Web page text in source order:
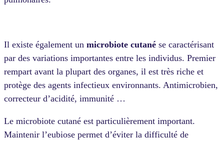
Il existe également un microbiote cutané se caractérisant
par des variations importantes entre les individus. Premier
rempart avant la plupart des organes, il est très riche et
protège des agents infectieux environnants. Antimicrobien,
correcteur d’acidité, immunité …
Le microbiote cutané est particulièrement important.
Maintenir l’eubiose permet d’éviter la difficulté de